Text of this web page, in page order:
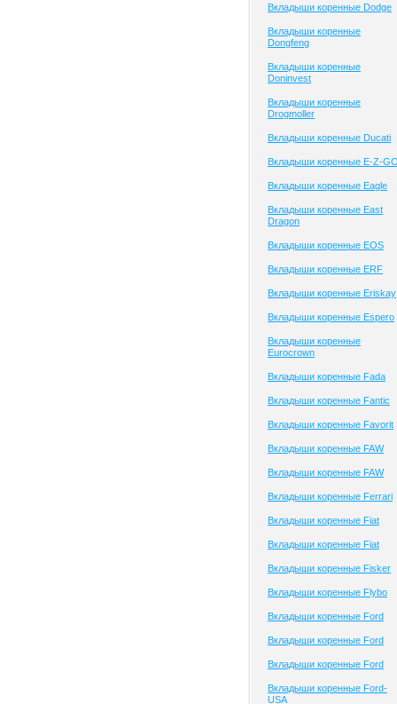
Вкладыши коренные Dodge
Вкладыши коренные
Dongfeng
Вкладыши коренные
Doninvest
Вкладыши коренные
Drogmoller
Вкладыши коренные Ducati
Вкладыши коренные E-Z-
Вкладыши коренные Eagle
Вкладыши коренные East
Dragon
Вкладыши коренные EOS
Вкладыши коренные ERF
Вкладыши коренные Eriskay
Вкладыши коренные Espero
Вкладыши коренные
Eurocrown
Вкладыши коренные Fada
Вкладыши коренные Fantic
Вкладыши коренные Favorit
Вкладыши коренные FAW
Вкладыши коренные FAW
Вкладыши коренные Ferrari
Вкладыши коренные Fiat
Вкладыши коренные Fiat
Вкладыши коренные Fisker
Вкладыши коренные Flybo
Вкладыши коренные Ford
Вкладыши коренные Ford
Вкладыши коренные Ford
Вкладыши коренные Ford-
USA